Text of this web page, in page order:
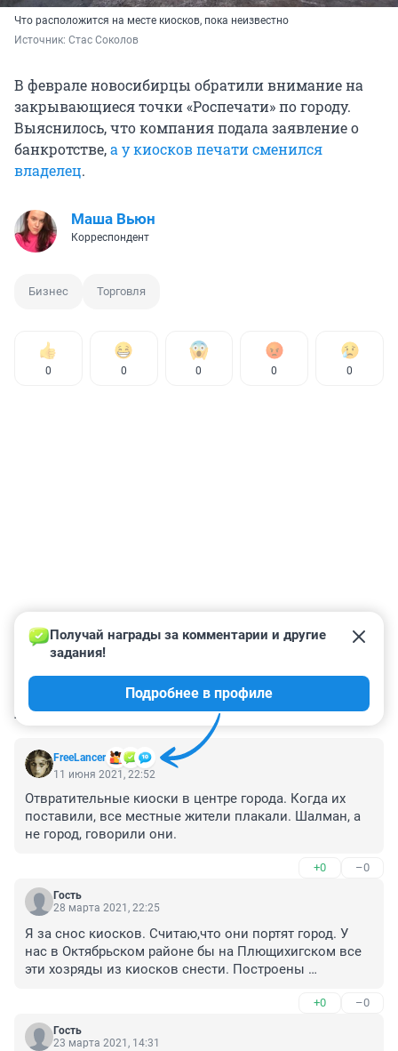
Что расположится на месте киосков, пока неизвестно
Источник: Стас Соколов
В феврале новосибирцы обратили внимание на
закрывающиеся точки «Роспечати» по городу.
Выяснилось, что компания подала заявление о
банкротстве,а у киосков печати сменился
владелец.
Маша Вьюн
Корреспондент
Бизнес Торговля
0 0 0 0 0
КОММЕНТАРИИ 112
FreeLancer
Получай награды за комментарии и другие
задания!
Подробнее в профиле
11 июня 2021, 22:52
Отвратительные киоски в центре города. Когда их
поставили, все местные жители плакали. Шалман, а
не город, говорили они.
+0 –0
Гость
28 марта 2021, 22:25
Я за снос киосков. Считаю,что они портят город. У
нас в Октябрьском районе бы на Плющихигском все
эти хозряды из киосков снести. Построены
+0 –0
Гость
23 марта 2021, 14:31